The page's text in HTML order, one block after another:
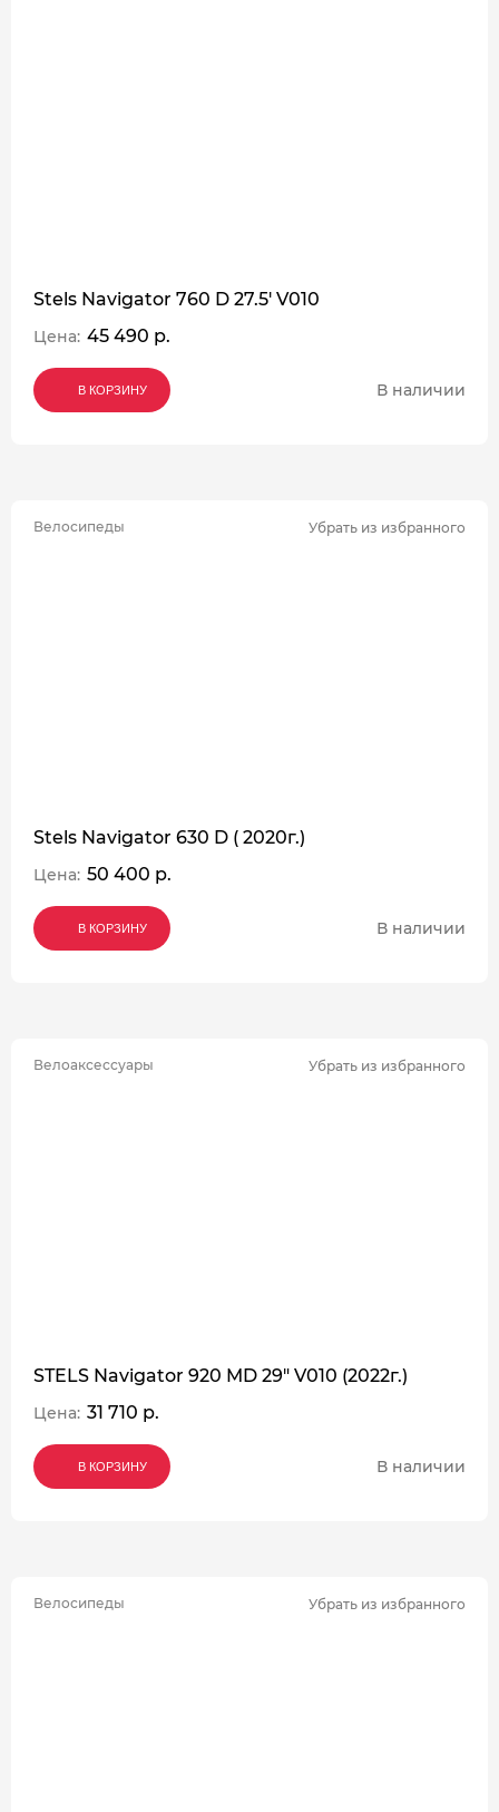
Stels Navigator 760 D 27.5' V010
Цена: 45 490 р.
В КОРЗИНУ
В КОРЗИНУ
В КОРЗИНУ В наличии
Велосипеды Убрать из избранного
Stels Navigator 630 D ( 2020г.)
Цена: 50 400 р.
В КОРЗИНУ
В КОРЗИНУ
В КОРЗИНУ В наличии
Велоаксессуары Убрать из избранного
STELS Navigator 920 MD 29" V010 (2022г.)
Цена: 31 710 р.
В КОРЗИНУ
В КОРЗИНУ
В КОРЗИНУ В наличии
Велосипеды Убрать из избранного